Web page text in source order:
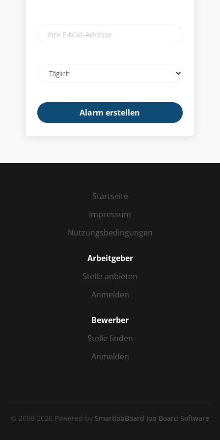
frequency
Startseite
Impressum
Nutzungsbedingungen
Arbeitgeber
Stelle anbieten
Anmelden
Bewerber
Stelle finden
Anmelden
© 2008-2026 Powered by SmartJobBoard Job Board Software